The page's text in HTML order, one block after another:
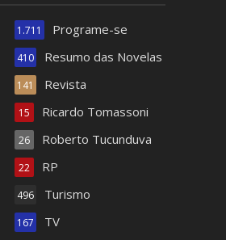
Programe-se
1.711
Resumo das Novelas
410
Revista
141
Ricardo Tomassoni
15
Roberto Tucunduva
26
RP
22
Turismo
496
TV
167